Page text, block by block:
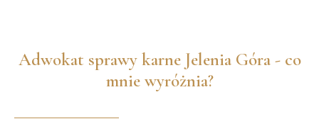
Adwokat sprawy karne Jelenia Góra - co
mnie wyróżnia?